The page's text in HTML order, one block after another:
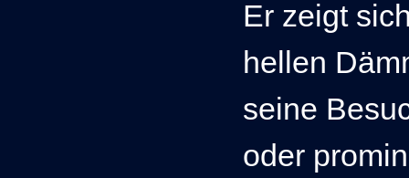
Er zeigt
hellen
seine
oder